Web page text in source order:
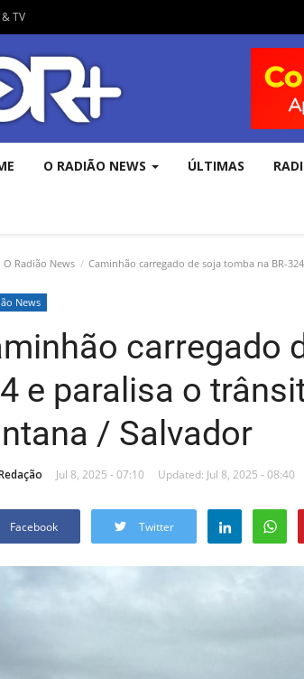
TV
O RADIÃO NEWS ÚLTIMAS
O Radião News Caminhão carregado de soja tomba na BR-
News
carregado
e paralisa o
/ Salvador
Jul 8, 2025 - 07:10 Updated: Jul 8, 2025 - 08:40
Facebook Twitter